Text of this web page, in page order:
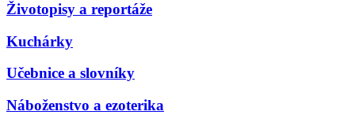
Životopisy a reportáže
Kuchárky
Učebnice a slovníky
Náboženstvo a ezoterika